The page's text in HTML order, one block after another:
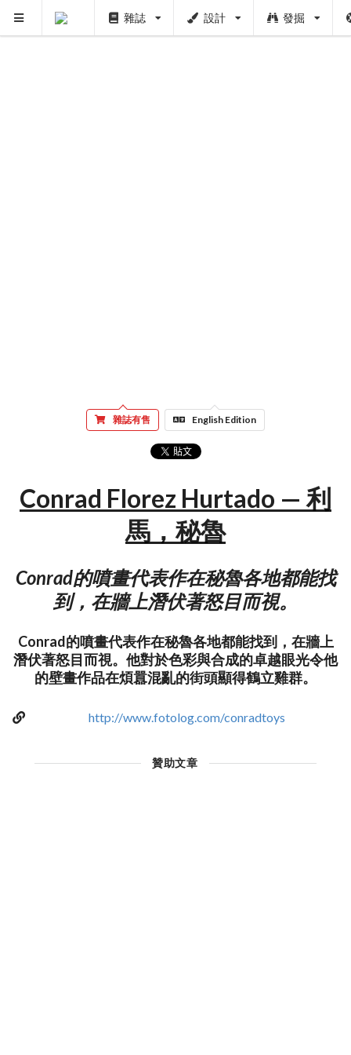
雜誌 設計 發掘
雜誌有售 English Edition
Conrad Florez Hurtado — 利
馬，秘魯
Conrad的噴畫代表作在秘魯各地都能找
到，在牆上潛伏著怒目而視。
Conrad的噴畫代表作在秘魯各地都能找到，在牆上
潛伏著怒目而視。他對於色彩與合成的卓越眼光令他
的壁畫作品在煩囂混亂的街頭顯得鶴立雞群。
http://www.fotolog.com/conradtoys
贊助文章